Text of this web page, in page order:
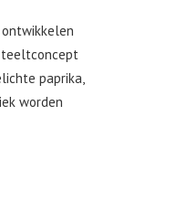
paprika,
worden